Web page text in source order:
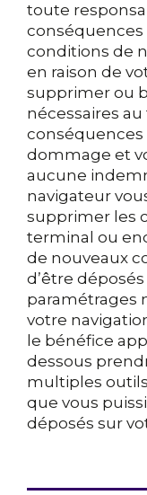
toute
conséquences
conditions de
en raison de
supprimer ou
nécessaires
dommage et
aucune
navigateur
supprimer les
terminal ou
de nouveaux
d’être
paramétrages
votre
le bénéfice
dessous
multiples
que vous
déposés sur